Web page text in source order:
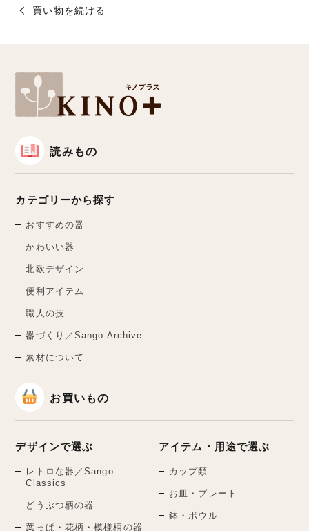
買い物を続ける
読みもの
カテゴリーから探す
おすすめの器
かわいい器
北欧デザイン
便利アイテム
職人の技
器づくり／Sango Archive
素材について
お買いもの
デザインで選ぶ
レトロな器／Sango
Classics
どうぶつ柄の器
葉っぱ・花柄・模様柄の器
アイテム・用途で選ぶ
カップ類
お皿・プレート
鉢・ボウル